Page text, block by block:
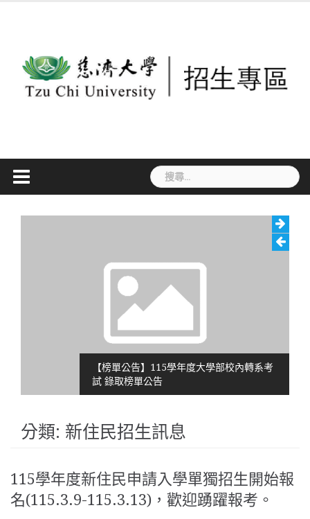
搜
尋
【榜單公告】115學年度大學部校內轉系考
試 錄取榜單公告
分類: 新住民招生訊息
115學年度新住民申請入學單獨招生開始報
名(115.3.9-115.3.13)，歡迎踴躍報考。